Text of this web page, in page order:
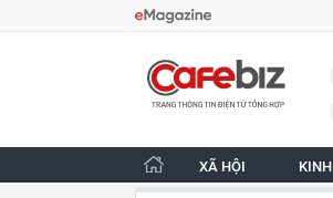
CafeBiz - Trang chủ
XÃ HỘI